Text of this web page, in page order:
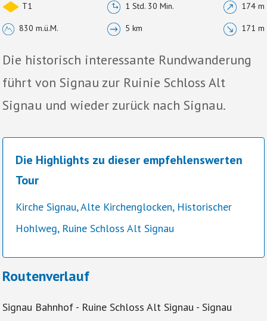
T1 1 Std. 30 Min. 174 m
830 m.ü.M. 5 km 171 m
Die historisch interessante Rundwanderung
führt von Signau zur Ruinie Schloss Alt
Signau und wieder zurück nach Signau.
Die Highlights zu dieser empfehlenswerten
Tour
Kirche Signau, Alte Kirchenglocken, Historischer
Hohlweg, Ruine Schloss Alt Signau
Routenverlauf
Signau Bahnhof - Ruine Schloss Alt Signau - Signau